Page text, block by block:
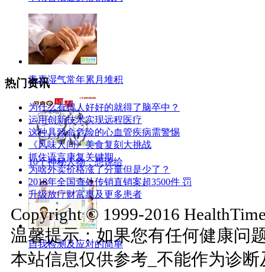
毒素湿气常年累月堆积
10个神秘人物，想说给
自我检测及应对的简单
热门资讯
为什么有得人好好的就得了脑卒中？
运用创新技术实现远程医疗
这种具致命危险的心血管疾病需警惕
《风味人间》美食复刻大挑战
抓住语言康复关键期
为啥外卖价格涨了分量但是少了？
2018年全国查处传销直销案超3500件 罚
升级放疗财富惠及更多患者
Copyright © 1999-2016
温馨提示：如果您有任何健康问
本站信息仅供参考_不能作为诊